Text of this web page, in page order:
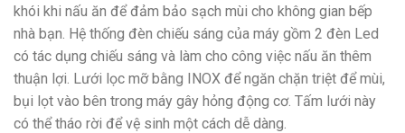
khói khi nấu ăn để đảm bảo sạch mùi cho không gian bếp
nhà bạn. Hệ thống đèn chiếu sáng của máy gồm 2 đèn Led
có tác dụng chiếu sáng và làm cho công việc nấu ăn thêm
thuận lợi. Lưới lọc mỡ bằng INOX để ngăn chặn triệt để mùi,
bụi lọt vào bên trong máy gây hỏng động cơ. Tấm lưới này
có thể tháo rời để vệ sinh một cách dễ dàng.